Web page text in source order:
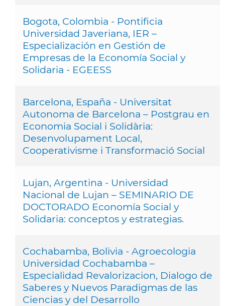
Bogota, Colombia - Pontificia
Universidad Javeriana, IER –
Especialización en Gestión de
Empresas de la Economía Social y
Solidaria - EGEESS
Barcelona, España - Universitat
Autonoma de Barcelona – Postgrau en
Economia Social i Solidària:
Desenvolupament Local,
Cooperativisme i Transformació Social
Lujan, Argentina - Universidad
Nacional de Lujan – SEMINARIO DE
DOCTORADO Economía Social y
Solidaria: conceptos y estrategias.
Cochabamba, Bolivia - Agroecologia
Universidad Cochabamba –
Especialidad Revalorizacion, Dialogo de
Saberes y Nuevos Paradigmas de las
Ciencias y del Desarrollo